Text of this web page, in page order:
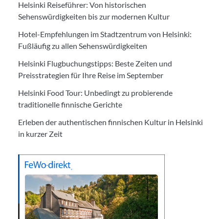
Helsinki Reiseführer: Von historischen
Sehenswürdigkeiten bis zur modernen Kultur
Hotel-Empfehlungen im Stadtzentrum von Helsinki:
Fußläufig zu allen Sehenswürdigkeiten
Helsinki Flugbuchungstipps: Beste Zeiten und
Preisstrategien für Ihre Reise im September
Helsinki Food Tour: Unbedingt zu probierende
traditionelle finnische Gerichte
Erleben der authentischen finnischen Kultur in Helsinki
in kurzer Zeit